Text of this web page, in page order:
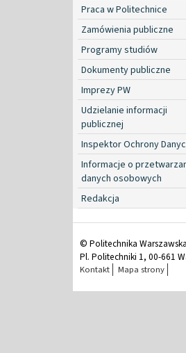
Praca w Politechnice
Zamówienia publiczne
Programy studiów
Dokumenty publiczne
Imprezy PW
Udzielanie informacji
publicznej
Inspektor Ochrony
Informacje o
danych osobowych
Redakcja
© Politechnika Warszawska
Pl. Politechniki 1, 00-661
Kontakt Mapa strony